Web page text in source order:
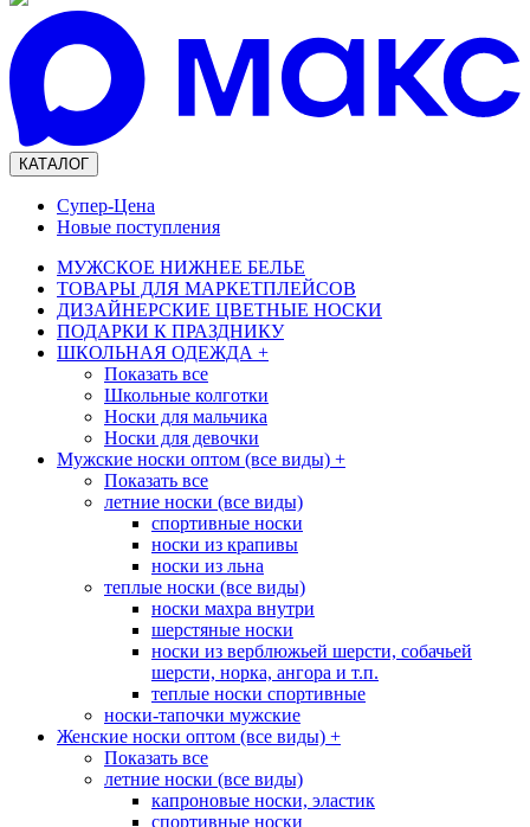
КАТАЛОГ
Супер-Цена
Новые поступления
МУЖСКОЕ НИЖНЕЕ БЕЛЬЕ
ТОВАРЫ ДЛЯ МАРКЕТПЛЕЙСОВ
ДИЗАЙНЕРСКИЕ ЦВЕТНЫЕ НОСКИ
ПОДАРКИ К ПРАЗДНИКУ
ШКОЛЬНАЯ ОДЕЖДА +
Показать все
Школьные колготки
Носки для мальчика
Носки для девочки
Мужские носки оптом (все виды) +
Показать все
летние носки (все виды)
спортивные носки
носки из крапивы
носки из льна
теплые носки (все виды)
носки махра внутри
шерстяные носки
носки из верблюжьей шерсти, собачьей
шерсти, норка, ангора и т.п.
теплые носки спортивные
носки-тапочки мужские
Женские носки оптом (все виды) +
Показать все
летние носки (все виды)
капроновые носки, эластик
спортивные носки